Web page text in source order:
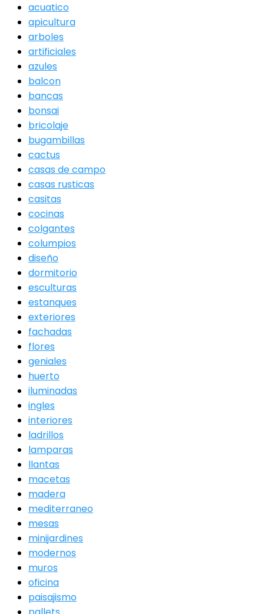
acuatico
apicultura
arboles
artificiales
azules
balcon
bancas
bonsai
bricolaje
bugambillas
cactus
casas de campo
casas rusticas
casitas
cocinas
colgantes
columpios
diseño
dormitorio
esculturas
estanques
exteriores
fachadas
flores
geniales
huerto
iluminadas
ingles
interiores
ladrillos
lamparas
llantas
macetas
madera
mediterraneo
mesas
minijardines
modernos
muros
oficina
paisajismo